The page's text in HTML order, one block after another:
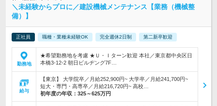
＼未経験からプロに／建設機械メンテナンス【業務（機械整
備）】
正社員 職種・業種未経験OK 完全週休2日制 第二新卒歓迎
勤務地
★希望勤務地を考慮 ★Ｕ・Ｉターン歓迎 本社／東京都中央区日
本橋3-12-2 朝日ビルヂング7F…
給与
【東京】 大学院卒／月給252,900円~ 大学卒／月給241,700円~
短大・専門・高専卒／月給216,720円~ 高校…
初年度の年収： 325～625万円